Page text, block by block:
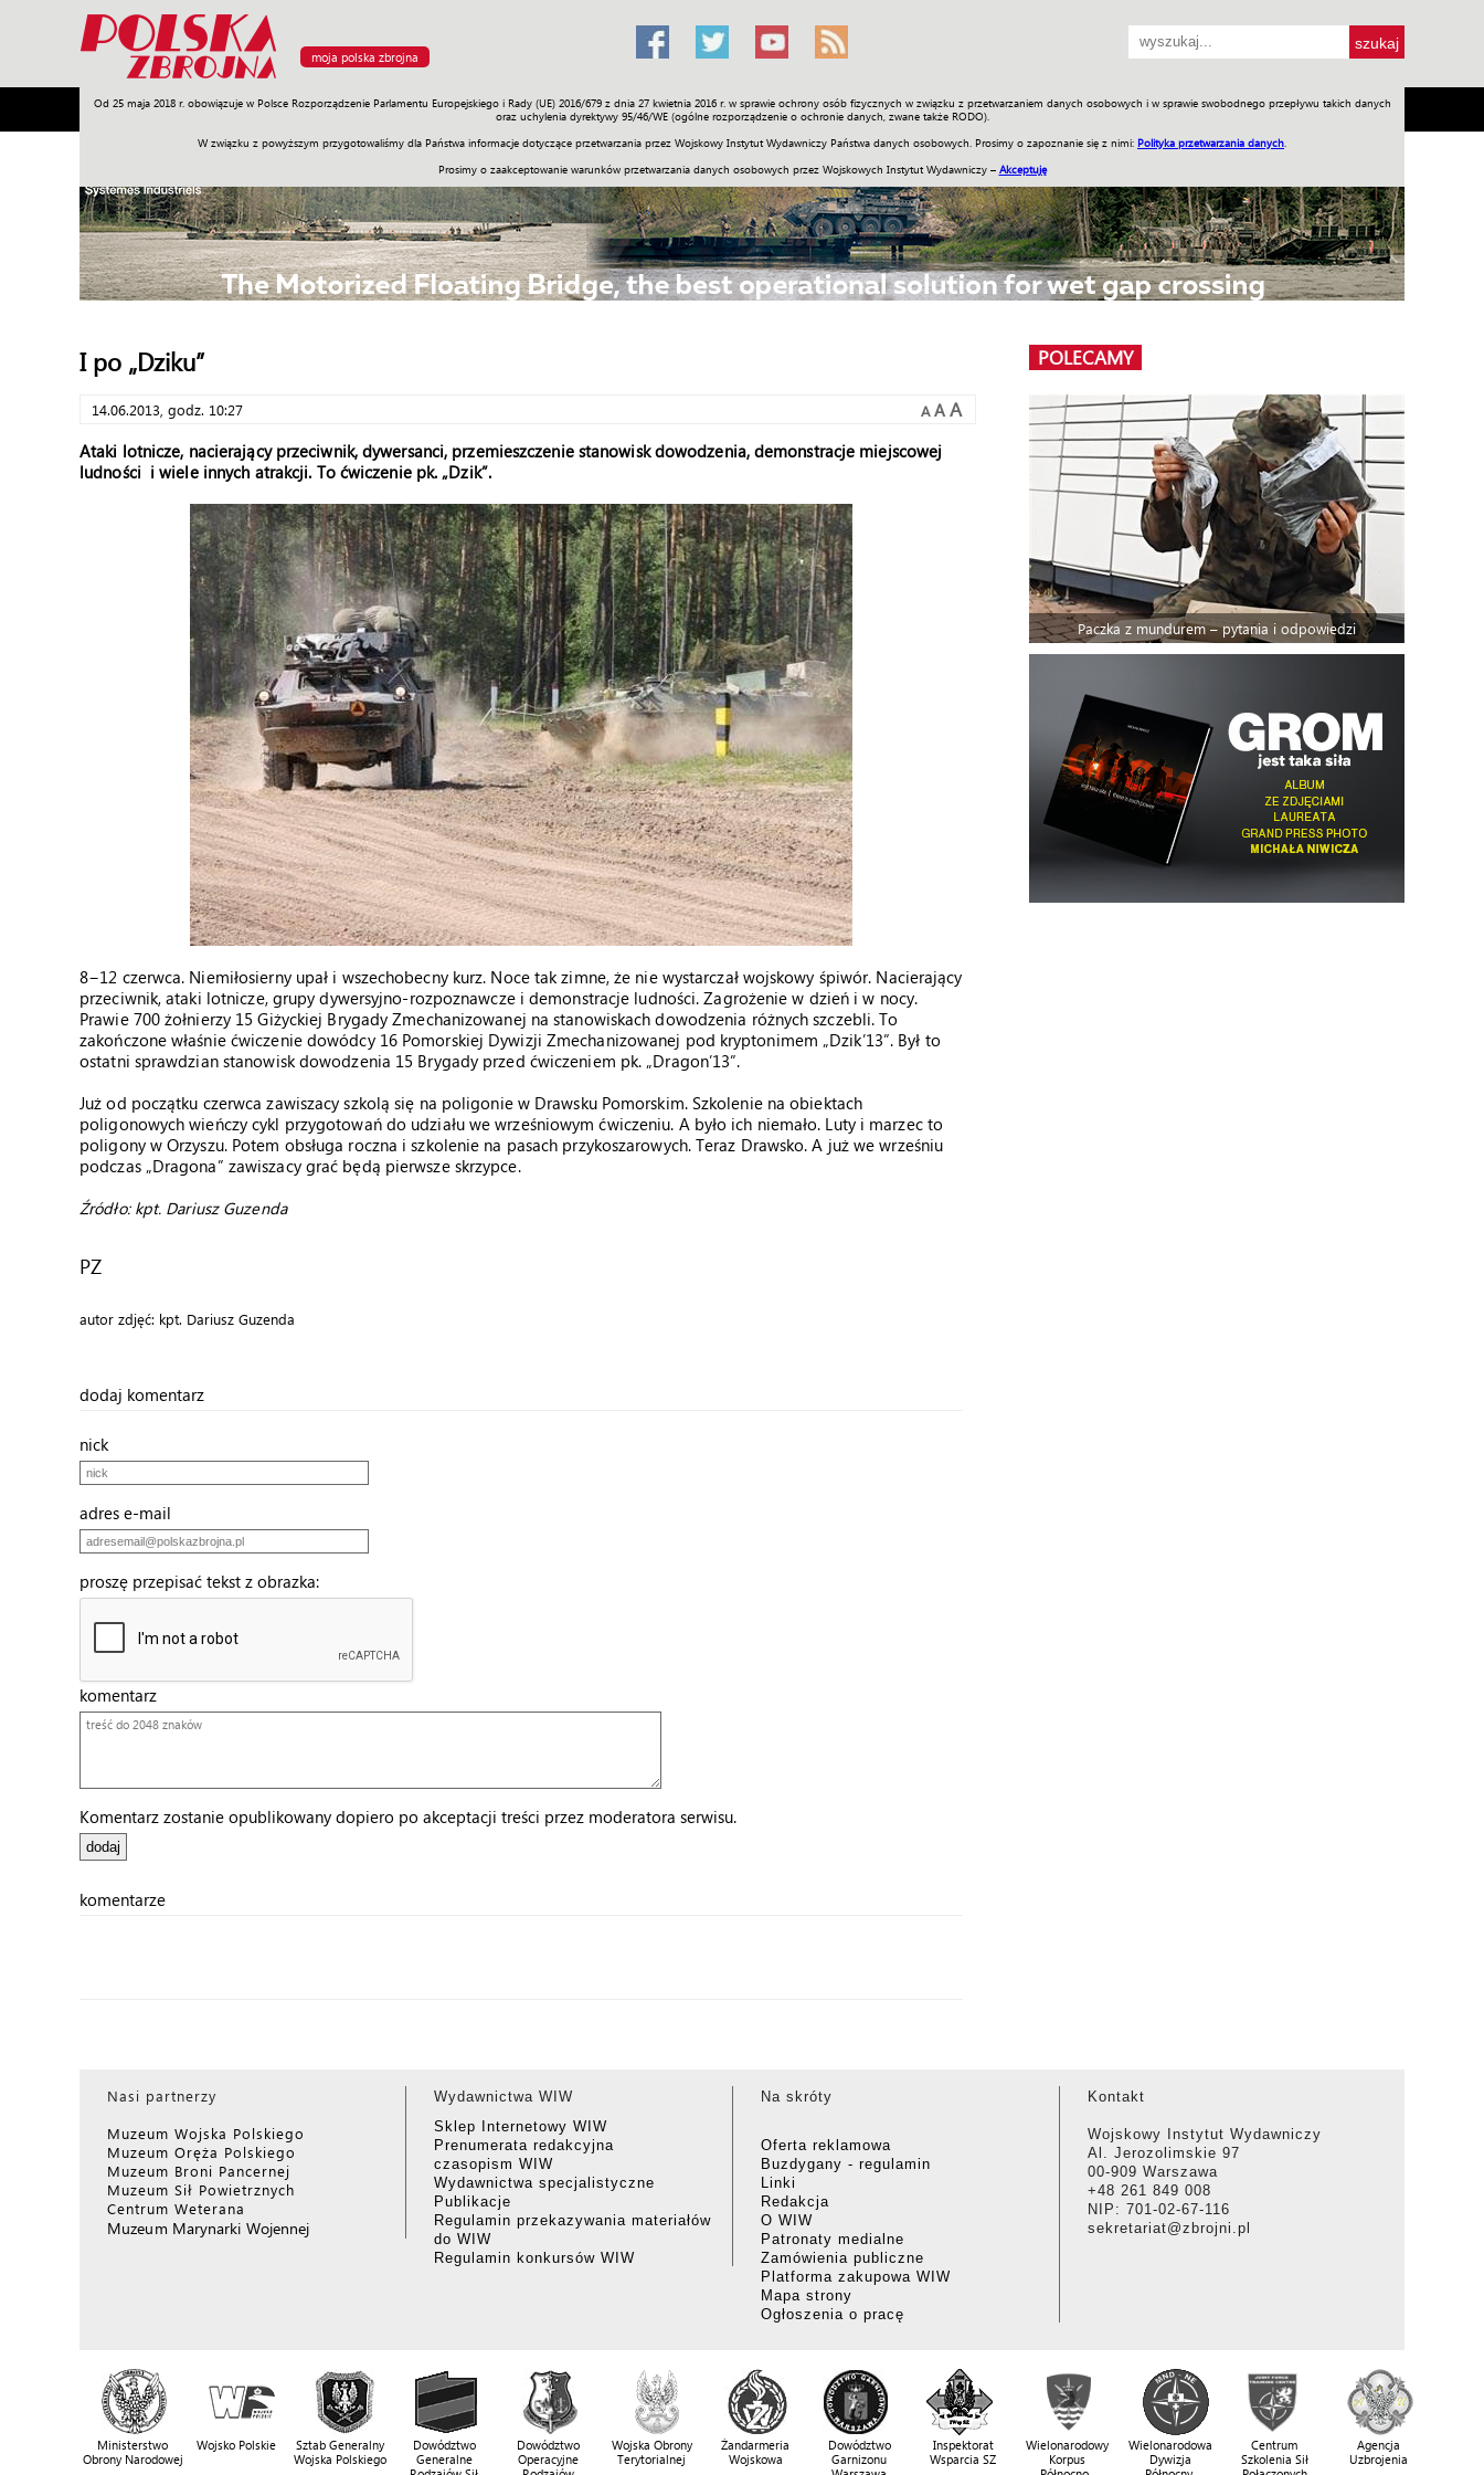
moja polska zbrojna
Od 25 maja 2018 r. obowiązuje w Polsce Rozporządzenie Parlamentu Europejskiego i Rady (UE) 2016/679 z dnia 27 kwietnia 2016 r. w sprawie ochrony osób fizycznych w związku z przetwarzaniem danych osobowych i w sprawie swobodnego przepływu takich danych
oraz uchylenia dyrektywy 95/46/WE (ogólne rozporządzenie o ochronie danych, zwane także RODO).
W związku z powyższym przygotowaliśmy dla Państwa informacje dotyczące przetwarzania przez Wojskowy Instytut Wydawniczy Państwa danych osobowych. Prosimy o zapoznanie się z nimi: Polityka przetwarzania danych
Prosimy o zaakceptowanie warunków przetwarzania danych osobowych przez Wojskowych Instytut Wydawniczy – Akceptuję
Armia Poligon Sprzęt Misje Polityka Prawo Świat Społeczność Sport Historia Galerie Wideo ENGLISH SKLEP Jednodniówki Praca w WIW
I po „Dziku”
14.06.2013, godz. 10:27 A A A
Ataki lotnicze, nacierający przeciwnik, dywersanci, przemieszczenie stanowisk dowodzenia, demonstracje miejscowej
ludności i wiele innych atrakcji. To ćwiczenie pk. „Dzik”.
8−12 czerwca. Niemiłosierny upał i wszechobecny kurz. Noce tak zimne, że nie wystarczał wojskowy śpiwór. Nacierający
przeciwnik, ataki lotnicze, grupy dywersyjno-rozpoznawcze i demonstracje ludności. Zagrożenie w dzień i w nocy.
Prawie 700 żołnierzy 15 Giżyckiej Brygady Zmechanizowanej na stanowiskach dowodzenia różnych szczebli. To
zakończone właśnie ćwiczenie dowódcy 16 Pomorskiej Dywizji Zmechanizowanej pod kryptonimem „Dzik’13”. Był to
ostatni sprawdzian stanowisk dowodzenia 15 Brygady przed ćwiczeniem pk. „Dragon’13”.
Już od początku czerwca zawiszacy szkolą się na poligonie w Drawsku Pomorskim. Szkolenie na obiektach
poligonowych wieńczy cykl przygotowań do udziału we wrześniowym ćwiczeniu. A było ich niemało. Luty i marzec to
poligony w Orzyszu. Potem obsługa roczna i szkolenie na pasach przykoszarowych. Teraz Drawsko. A już we wrześniu
podczas „Dragona” zawiszacy grać będą pierwsze skrzypce.
Źródło: kpt. Dariusz Guzenda
PZ
autor zdjęć: kpt. Dariusz Guzenda
dodaj komentarz
nick
adres e-mail
proszę przepisać tekst z obrazka:
komentarz
Komentarz zostanie opublikowany dopiero po akceptacji treści przez moderatora serwisu.
komentarze
POLECAMY
Paczka z mundurem – pytania i odpowiedzi
Nasi partnerzy
Muzeum Wojska Polskiego
Muzeum Oręża Polskiego
Muzeum Broni Pancernej
Muzeum Sił Powietrznych
Centrum Weterana
Muzeum Marynarki Wojennej
Wydawnictwa WIW
Sklep Internetowy WIW
Prenumerata redakcyjna
czasopism WIW
Wydawnictwa specjalistyczne
Publikacje
Regulamin przekazywania materiałów
do WIW
Regulamin konkursów WIW
Na skróty
Oferta reklamowa
Buzdygany - regulamin
Linki
Redakcja
O WIW
Patronaty medialne
Zamówienia publiczne
Platforma zakupowa WIW
Mapa strony
Ogłoszenia o pracę
Kontakt
Wojskowy Instytut Wydawniczy
Al. Jerozolimskie 97
00-909 Warszawa
+48 261 849 008
NIP: 701-02-67-116
sekretariat@zbrojni.pl
Ministerstwo
Obrony Narodowej
Wojsko Polskie
Sztab Generalny
Wojska Polskiego
Dowództwo
Generalne
Dowództwo
Operacyjne
Wojska Obrony
Terytorialnej
Żandarmeria
Wojskowa
Dowództwo
Garnizonu
Inspektorat
Wsparcia SZ
Wielonarodowy
Korpus
Wielonarodowa
Dywizja
Centrum
Szkolenia Sił
Agencja
Uzbrojenia